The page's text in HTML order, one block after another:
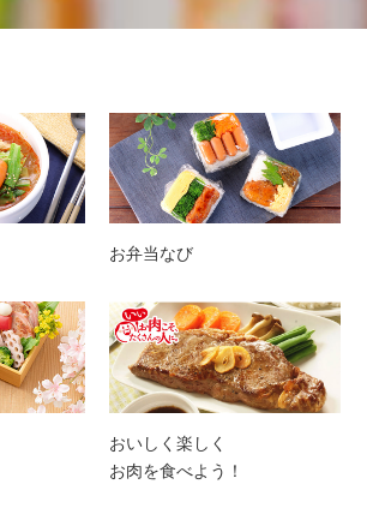
お弁当なび
おいしく楽しく
お肉を食べよう！